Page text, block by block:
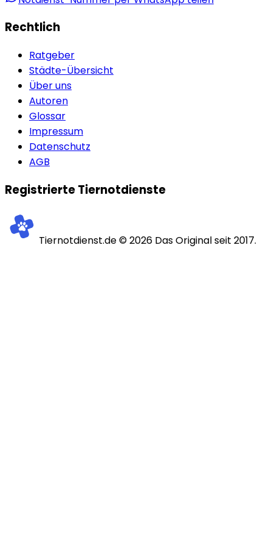
Rechtlich
Ratgeber
Städte-Übersicht
Über uns
Autoren
Glossar
Impressum
Datenschutz
AGB
Registrierte Tiernotdienste
Tiernotdienst.de ©2026 Das Original seit 2017.